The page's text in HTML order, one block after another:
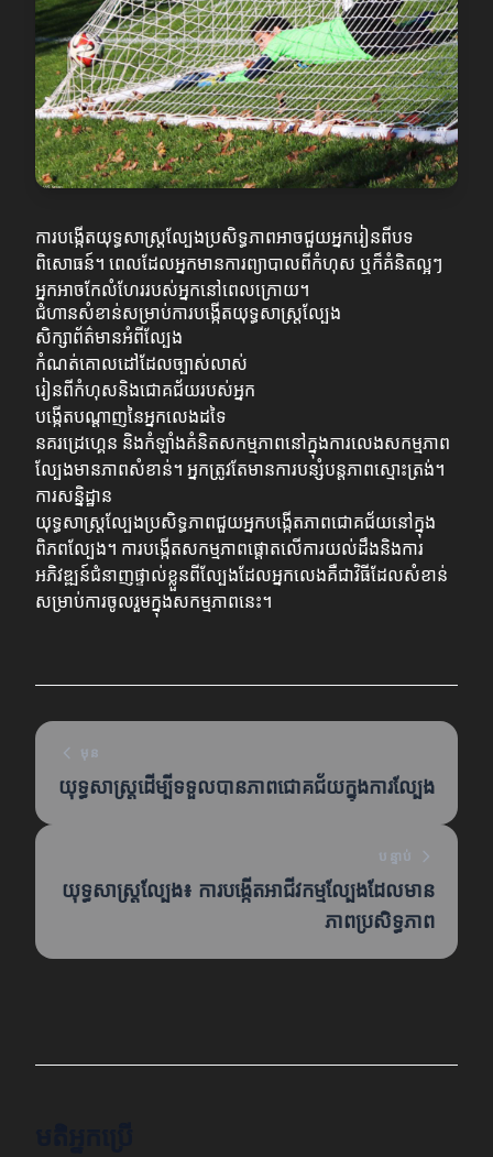
ការបង្កើតយុទ្ធសាស្ត្រល្បែងប្រសិទ្ធភាពអាចជួយអ្នករៀនពីបទ
ពិសោធន៍។ ពេលដែលអ្នកមានការព្យាបាលពីកំហុស ឬក៏គំនិតល្អៗ
អ្នកអាចកែលំហែររបស់អ្នកនៅពេលក្រោយ។
ជំហានសំខាន់សម្រាប់ការបង្កើតយុទ្ធសាស្ត្រល្បែង
សិក្សាព័ត៌មានអំពីល្បែង
កំណត់គោលដៅដែលច្បាស់លាស់
រៀនពីកំហុសនិងជោគជ័យរបស់អ្នក
បង្កើតបណ្ដាញនៃអ្នកលេងដទៃ
នគរដ្រេហ្គេន និងកំឡាំងគំនិតសកម្មភាពនៅក្នុងការលេងសកម្មភាព
ល្បែងមានភាពសំខាន់។ អ្នកត្រូវតែមានការបន្សំបន្តភាពស្មោះត្រង់។
ការសន្និដ្ឋាន
យុទ្ធសាស្ត្រល្បែងប្រសិទ្ធភាពជួយអ្នកបង្កើតភាពជោគជ័យនៅក្នុង
ពិភពល្បែង។ ការបង្កើតសកម្មភាពផ្តោតលើការយល់ដឹងនិងការ
អភិវឌ្ឍន៍ជំនាញផ្ទាល់ខ្លួនពីល្បែងដែលអ្នកលេងគឺជាវិធីដែលសំខាន់
សម្រាប់ការចូលរួមក្នុងសកម្មភាពនេះ។
មុន
យុទ្ធសាស្ត្រដើម្បីទទួលបានភាពជោគជ័យក្នុងការល្បែង
បន្ទាប់
យុទ្ធសាស្ត្រល្បែង៖ ការបង្កើតអាជីវកម្មល្បែងដែលមាន
ភាពប្រសិទ្ធភាព